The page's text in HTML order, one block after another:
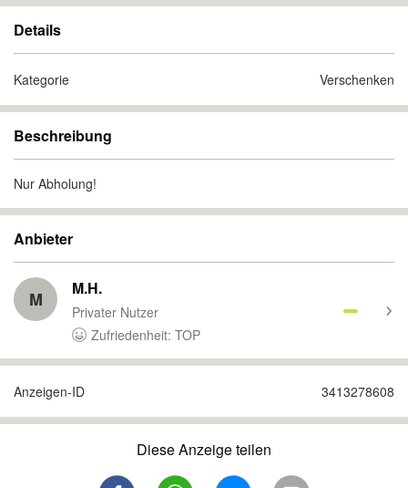
Details
Kategorie Verschenken
Beschreibung
Nur Abholung!
Anbieter
M M.H.
Privater Nutzer
Zufriedenheit: TOP
Anzeigen-ID 3413278608
Diese Anzeige teilen